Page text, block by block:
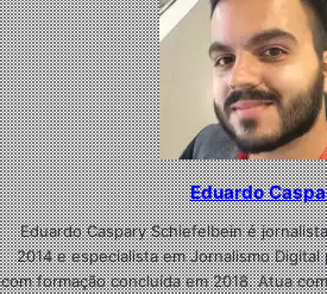
Eduardo
Eduardo Caspary Schiefelbein é
2014 e especialista em Jornalismo
com formação concluída em 2018. Atua